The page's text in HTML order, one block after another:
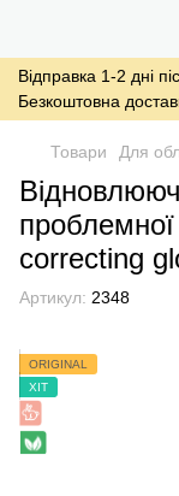
Відправка 1-2 дні
Безкоштовна
Товари Для
correcting
Артикул: 2348
ORIGINAL
ХІТ